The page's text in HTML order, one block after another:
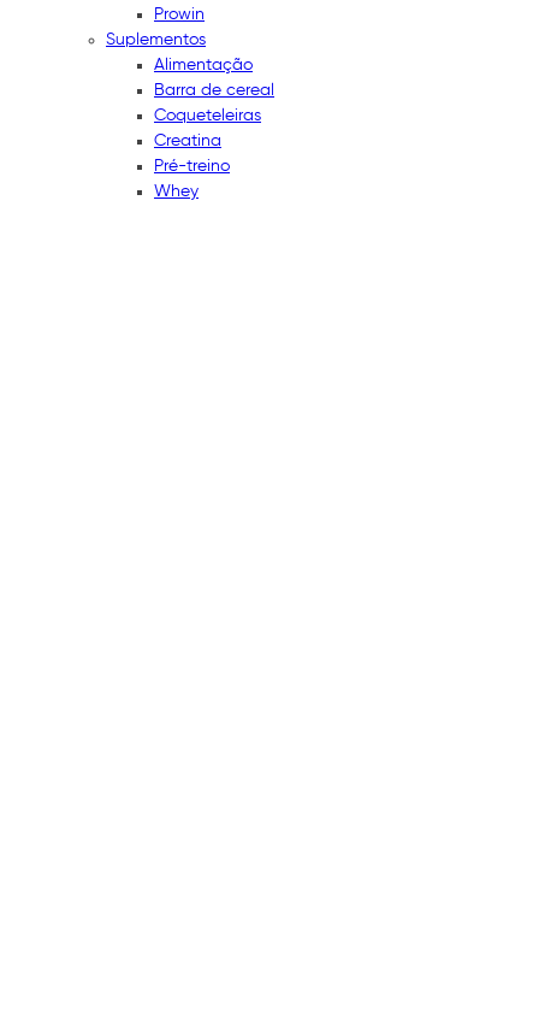
Prowin
Suplementos
Alimentação
Barra de cereal
Coqueteleiras
Creatina
Pré-treino
Whey